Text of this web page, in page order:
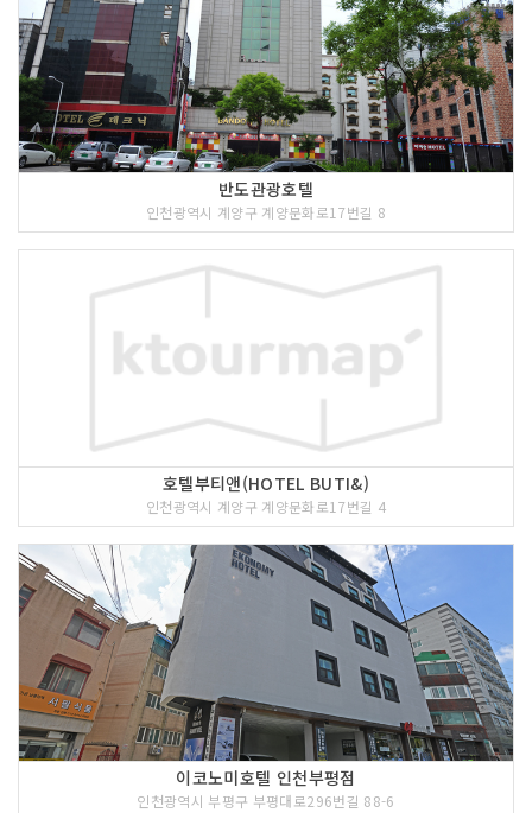
반도관광호텔
인천광역시 계양구 계양문화로17번길 8
호텔부티앤(HOTEL BUTI&)
인천광역시 계양구 계양문화로17번길 4
이코노미호텔 인천부평점
인천광역시 부평구 부평대로296번길 88-6